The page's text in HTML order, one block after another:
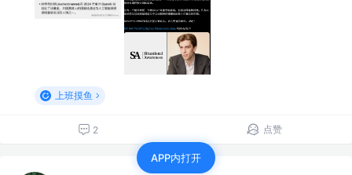
上班摸鱼
2 点赞
APP内打开